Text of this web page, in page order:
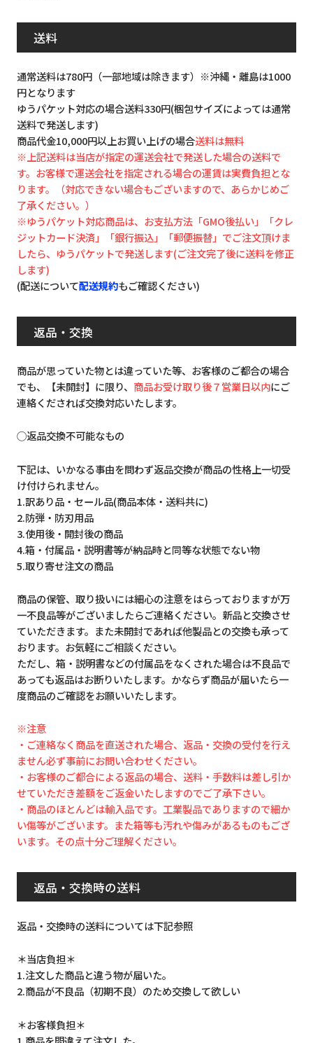
送料
通常送料は780円（一部地域は除きます）※沖縄・離島は1000
円となります
ゆうパケット対応の場合送料330円(梱包サイズによっては通常
送料で発送します)
商品代金10,000円以上お買い上げの場合送料は無料
※上記送料は当店が指定の運送会社で発送した場合の送料で
す。お客様で運送会社を指定される場合の運賃は実費負担とな
ります。（対応できない場合もございますので、あらかじめご
了承ください。）
※ゆうパケット対応商品は、お支払方法「GMO後払い」「クレ
ジットカード決済」「銀行振込」「郵便振替」でご注文頂けま
したら、ゆうパケットで発送します(ご注文完了後に送料を修正
します)
(配送について配送規約もご確認ください)
返品・交換
商品が思っていた物とは違っていた等、お客様のご都合の場合
でも、【未開封】に限り、 商品お受け取り後７営業日以内にご
連絡くだされば交換対応いたします。
◯返品交換不可能なもの
下記は、いかなる事由を問わず返品交換が商品の性格上一切受
け付けられません。
1.訳あり品・セール品(商品本体・送料共に)
2.防弾・防刃用品
3.使用後・開封後の商品
4.箱・付属品・説明書等が納品時と同等な状態でない物
5.取り寄せ注文の商品
商品の保管、取り扱いには細心の注意をはらっておりますが万
一不良品等がございましたらご連絡ください。新品と交換させ
ていただきます。また未開封であれば他製品との交換も承って
おります。お気軽にご相談ください。
ただし、箱・説明書などの付属品をなくされた場合は不良品で
あっても返品はお断りいたします。かならず商品が届いたら一
度商品のご確認をお願いいたします。
※注意
・ご連絡なく商品を直送された場合、返品・交換の受付を行え
ません必ず事前にお問い合わせください。
・お客様のご都合による返品の場合、送料・手数料は差し引か
せていただき差額をご返金いたしますのでご了承下さい。
・商品のほとんどは輸入品です。工業製品でありますので細か
い傷等がございます。また箱等も汚れや傷みがあるものもござ
います。その点十分ご理解ください。
返品・交換時の送料
返品・交換時の送料については下記参照
＊当店負担＊
1.注文した商品と違う物が届いた。
2.商品が不良品（初期不良）のため交換して欲しい
＊お客様負担＊